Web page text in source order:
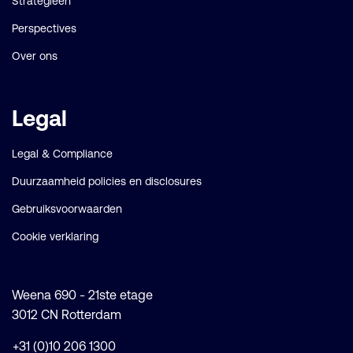
Perspectives
Over ons
Legal
Legal & Compliance
Duurzaamheid policies en disclosures
Gebruiksvoorwaarden
Cookie verklaring
Weena 690 - 21ste etage
3012 CN Rotterdam
+31 (0)10 206 1300